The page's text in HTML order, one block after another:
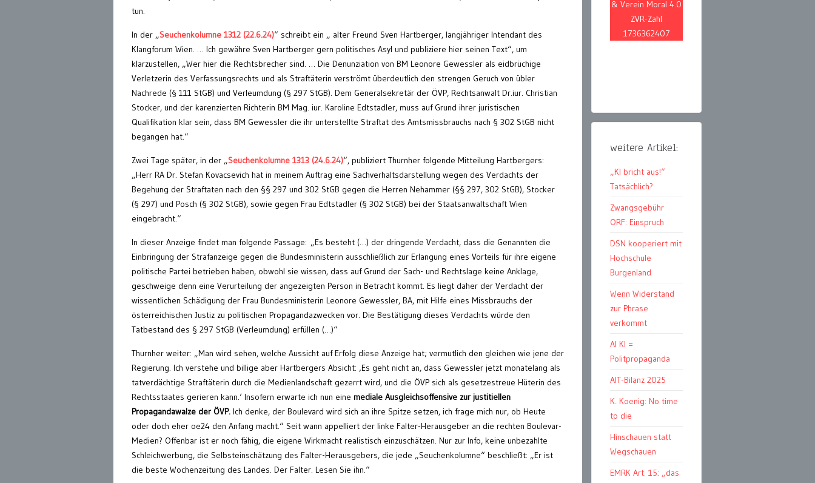
tun.
In der „Seuchenkolumne 1312 (22.6.24)“ schreibt ein „ alter Freund Sven Hartberger, langjähriger Intendant des
Klangforum Wien. … Ich gewähre Sven Hartberger gern politisches Asyl und publiziere hier seinen Text“, um
klarzustellen, „Wer hier die Rechtsbrecher sind. … Die Denunziation von BM Leonore Gewessler als eidbrüchige
Verletzerin des Verfassungsrechts und als Straftäterin verströmt überdeutlich den strengen Geruch von übler
Nachrede (§ 111 StGB) und Verleumdung (§ 297 StGB). Dem Generalsekretär der ÖVP, Rechtsanwalt Dr.iur. Christian
Stocker, und der karenzierten Richterin BM Mag. iur. Karoline Edtstadler, muss auf Grund ihrer juristischen
Qualifikation klar sein, dass BM Gewessler die ihr unterstellte Straftat des Amtsmissbrauchs nach § 302 StGB nicht
begangen hat.“
Zwei Tage später, in der „Seuchenkolumne 1313 (24.6.24)“, publiziert Thurnher folgende Mitteilung Hartbergers:
„Herr RA Dr. Stefan Kovacsevich hat in meinem Auftrag eine Sachverhaltsdarstellung wegen des Verdachts der
Begehung der Straftaten nach den §§ 297 und 302 StGB gegen die Herren Nehammer (§§ 297, 302 StGB), Stocker
(§ 297) und Posch (§ 302 StGB), sowie gegen Frau Edtstadler (§ 302 StGB) bei der Staatsanwaltschaft Wien
eingebracht.“
In dieser Anzeige findet man folgende Passage: „Es besteht (…) der dringende Verdacht, dass die Genannten die
Einbringung der Strafanzeige gegen die Bundesministerin ausschließlich zur Erlangung eines Vorteils für ihre eigene
politische Partei betrieben haben, obwohl sie wissen, dass auf Grund der Sach- und Rechtslage keine Anklage,
geschweige denn eine Verurteilung der angezeigten Person in Betracht kommt. Es liegt daher der Verdacht der
wissentlichen Schädigung der Frau Bundesministerin Leonore Gewessler, BA, mit Hilfe eines Missbrauchs der
österreichischen Justiz zu politischen Propagandazwecken vor. Die Bestätigung dieses Verdachts würde den
Tatbestand des § 297 StGB (Verleumdung) erfüllen (…)“
Thurnher weiter: „Man wird sehen, welche Aussicht auf Erfolg diese Anzeige hat; vermutlich den gleichen wie jene der
Regierung. Ich verstehe und billige aber Hartbergers Absicht: ‚Es geht nicht an, dass Gewessler jetzt monatelang als
tatverdächtige Straftäterin durch die Medienlandschaft gezerrt wird, und die ÖVP sich als gesetzestreue Hüterin des
Rechtsstaates gerieren kann.‘ Insofern erwarte ich nun eine mediale Ausgleichsoffensive zur justitiellen
Propagandawalze der ÖVP. Ich denke, der Boulevard wird sich an ihre Spitze setzen, ich frage mich nur, ob Heute
oder doch eher oe24 den Anfang macht.“ Seit wann appelliert der linke Falter-Herausgeber an die rechten Boulevar-
Medien? Offenbar ist er noch fähig, die eigene Wirkmacht realistisch einzuschätzen. Nur zur Info, keine unbezahlte
Schleichwerbung, die Selbsteinschätzung des Falter-Herausgebers, die jede „Seuchenkolumne“ beschließt: „Er ist
die beste Wochenzeitung des Landes. Der Falter. Lesen Sie ihn.“
& Verein Moral 4.0
ZVR-Zahl
1736362407
weitere Artikel:
„KI bricht aus!“
Tatsächlich?
Zwangsgebühr
ORF: Einspruch
DSN kooperiert mit
Hochschule
Burgenland
Wenn Widerstand
zur Phrase
verkommt
AI KI =
Politpropaganda
AIT-Bilanz 2025
K. Koenig: No time
to die
Hinschauen statt
Wegschauen
EMRK Art. 15: „das